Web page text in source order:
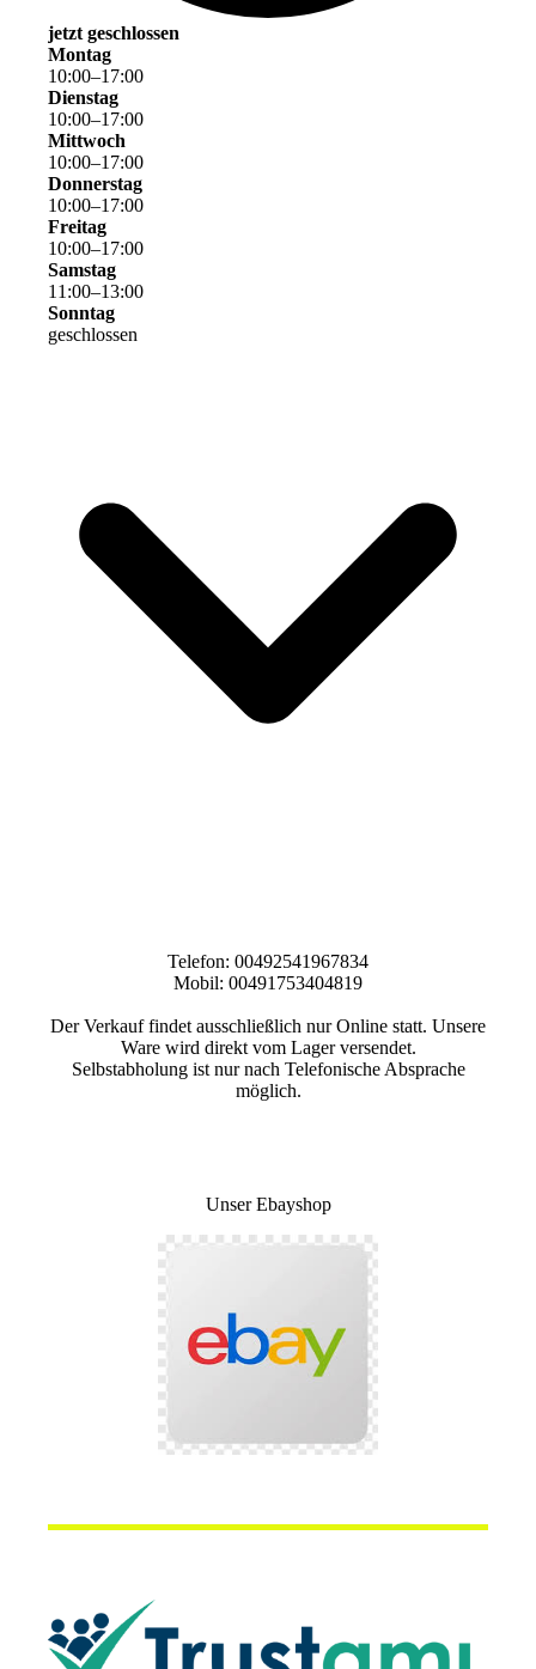
jetzt geschlossen
Montag
10:00–17:00
Dienstag
10:00–17:00
Mittwoch
10:00–17:00
Donnerstag
10:00–17:00
Freitag
10:00–17:00
Samstag
11 :00–13:00
Sonntag
geschlossen
Telefon: 00492541967834
Mobil: 00491753404819
Der Verkauf findet ausschließlich nur Online statt. Unsere
Ware wird direkt vom Lager versendet.
Selbstabholung ist nur nach Telefonische Absprache
möglich.
Unser Ebayshop